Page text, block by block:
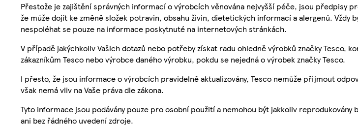
Přestože je zajištění správných informací o výrobcích věnována nejvyšší péče, jsou předpisy
že může dojít ke změně složek potravin, obsahu živin, dietetických informací a alergenů. Vždy
nespoléhat se pouze na informace poskytnuté na internetových stránkách.
V případě jakýchkoliv Vašich dotazů nebo potřeby získat radu ohledně výrobků značky Tesco,
zákazníkům Tesco nebo výrobce daného výrobku, pokdu se nejedná o výrobek značky Tesco.
I přesto, že jsou informace o výrobcích pravidelně aktualizovány, Tesco nemůže přijmout
však nemá vliv na Vaše práva dle zákona.
Tyto informace jsou podávány pouze pro osobní použití a nemohou být jakkoliv reprodukovány
ani bez řádného uvedení zdroje.